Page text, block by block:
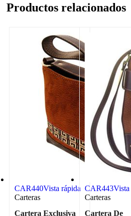
Productos relacionados
CAR440Vista rápida
Carteras
Cartera Exclusiva
CAR443Vista
Carteras
Cartera De